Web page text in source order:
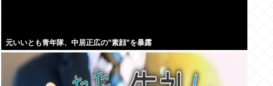
元いいとも青年隊、中居正広の”素顔”を暴露